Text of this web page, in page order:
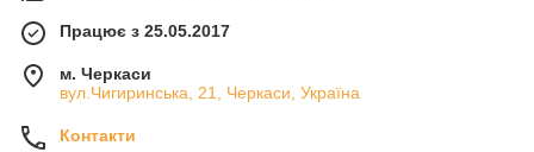
Працює з 25.05.2017
м. Черкаси
вул.Чигиринська, 21, Черкаси, Україна
Контакти